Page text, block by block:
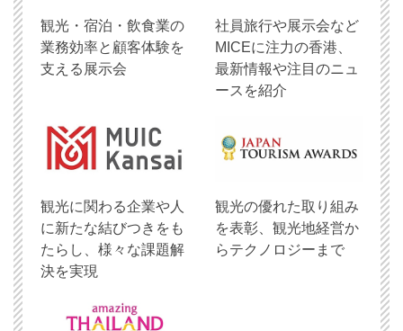
観光・宿泊・飲食業の
業務効率と顧客体験を
支える展示会
社員旅行や展示会など
MICEに注力の香港、
最新情報や注目のニュ
ースを紹介
観光に関わる企業や人
に新たな結びつきをも
たらし、様々な課題解
決を実現
観光の優れた取り組み
を表彰、観光地経営か
らテクノロジーまで